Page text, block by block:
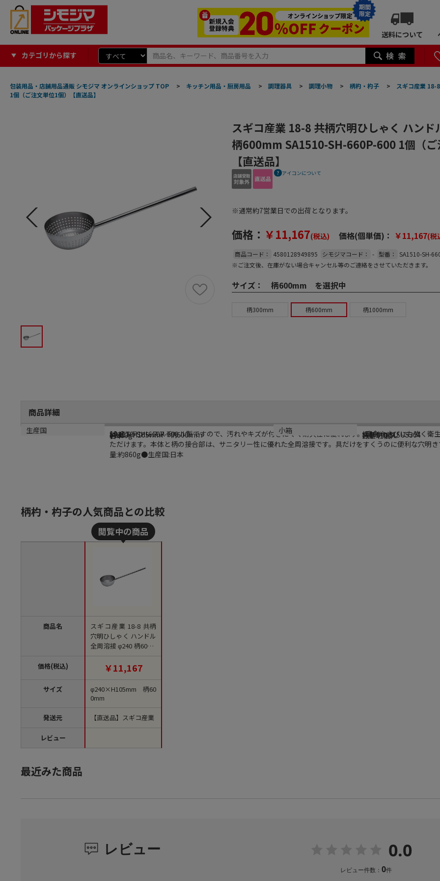
期間
限定
送料について
カテゴリから探す
包装用品・店舗用品通販 シモジマ オンラインショップ TOP > キッチン用品・厨房用品 > 調理器具 > 調理小物 > 柄杓・杓子 >
スギコ産業
1個（ご注文単位1個）【直送品】
スギコ産業 18-8 共柄穴明ひしゃく ハン
柄600mm SA1510-SH-660P-600 1個（
【直送品】
アイコンについて
※通常約7営業日での出荷となります。
価格： ￥11,167(税込) 価格(個単価)： ￥11,167(税
商品コード： 4580128949895 シモジマコード： - 型番：
SA1510-SH-
※ご注文後、在庫がない場合キャンセル等のご連絡をさせていただきます。
サイズ： 柄600mm を選択中
柄300mm 柄600mm 柄1000mm
商品詳細
商品説明
18-8ステンレススチール製ですので、汚れやキズが付きにくく耐久性に優れます。 腐食やさびにも強く衛
ただけます。本体と柄の接合部は、サニタリー性に優れた全周溶接です。具だけをすくうのに便利な穴明
量:約860g●生産国:日本
型番
SA1510-SH-660P-600
規格
柄600mm
サイズ
φ240×H105mm 柄600mm
材質
ステンレスSUS304
重量
約860g
内容量
容量:約3.5L
生産国
日本
小箱
1個（1個）
柄杓・杓子の人気商品との比較
商品名
価格(税込)
サイズ
発送元
レビュー
スギコ産業 18-8 共柄
穴明ひしゃく ハンドル
全周溶接 φ240 柄600m
m SA1510-SH-660P-60
0 1個（ご注文単位1
個）【直送品】
￥11,167
φ240×H105mm 柄60
0mm
【直送品】スギコ産業
最近みた商品
レビュー 0.0
レビュー件数： 0件